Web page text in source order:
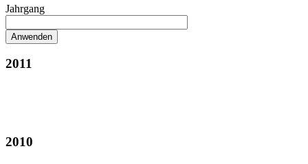
Jahrgang
2011
2010